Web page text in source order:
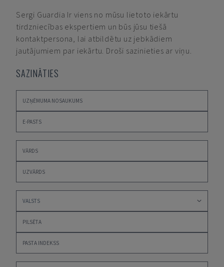
Sergi Guardia Ir viens no mūsu lietoto iekārtu
tirdzniecības ekspertiem un būs jūsu tiešā
kontaktpersona, lai atbildētu uz jebkādiem
jautājumiem par iekārtu. Droši sazinieties ar viņu.
SAZINĀTIES